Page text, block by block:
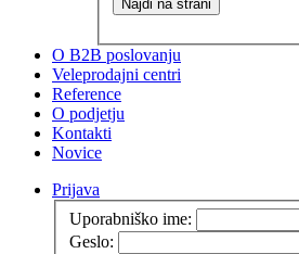
O B2B poslovanju
Veleprodajni centri
Reference
O podjetju
Kontakti
Novice
Prijava
Uporabniško ime:
Geslo: